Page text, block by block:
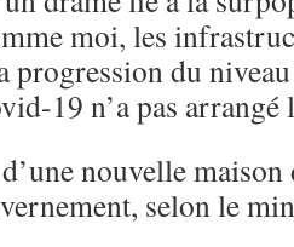
moi, les
progression du
19 n’a pas arrangé
nouvelle maison
selon le